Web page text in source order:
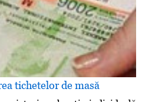
tichetelor de masă